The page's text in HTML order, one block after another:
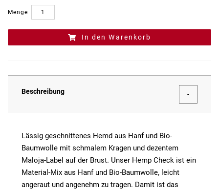
Menge
In den Warenkorb
Beschreibung
Lässig geschnittenes Hemd aus Hanf und Bio-
Baumwolle mit schmalem Kragen und dezentem
Maloja-Label auf der Brust. Unser Hemp Check ist ein
Material-Mix aus Hanf und Bio-Baumwolle, leicht
angeraut und angenehm zu tragen. Damit ist das